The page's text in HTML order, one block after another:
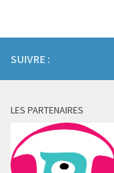
SUIVRE :
LES PARTENAIRES